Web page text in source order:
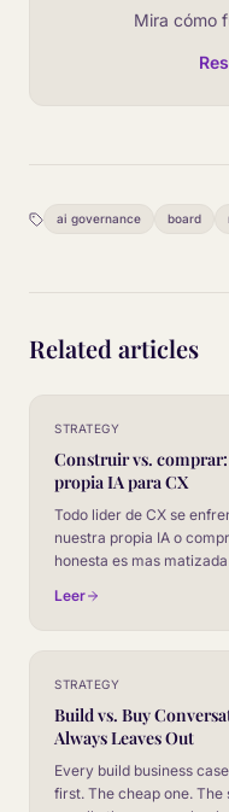
Mira cómo
ai governance board
Related articles
STRATEGY
Construir vs.
propia IA para CX
Todo lider de CX se
nuestra propia IA o
honesta es mas
Leer
STRATEGY
Build vs. Buy
Always Leaves Out
Every build business
first. The cheap one.